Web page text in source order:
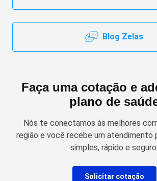
Blog Zelas
Faça uma cotação e
plano de
Nós te conectamos às melhores
região e você recebe um atendimento
simples, rápido e seguro.
Solicitar cotação